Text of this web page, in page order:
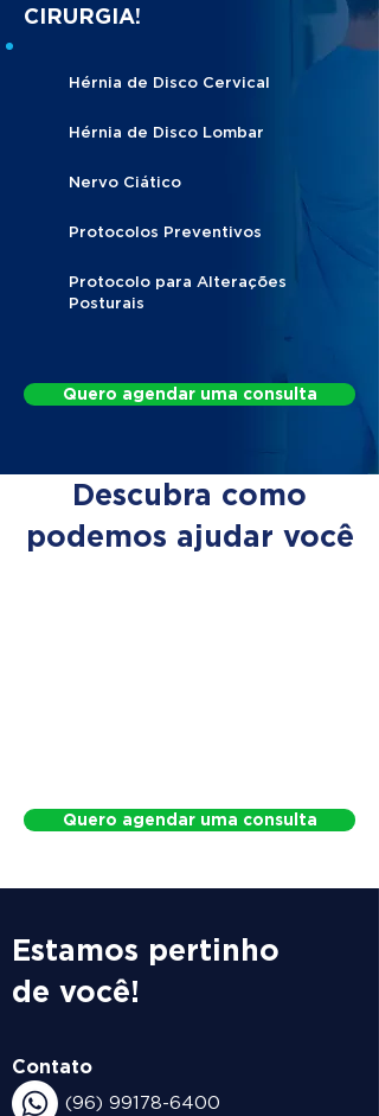
CIRURGIA!
Hérnia de Disco Cervical
Hérnia de Disco Lombar
Nervo Ciático
Protocolos Preventivos
Protocolo para Alterações
Posturais
Quero agendar uma consulta
Descubra como
podemos ajudar você
Quero agendar uma consulta
Estamos pertinho
de você!
Contato
(96) 99178-6400